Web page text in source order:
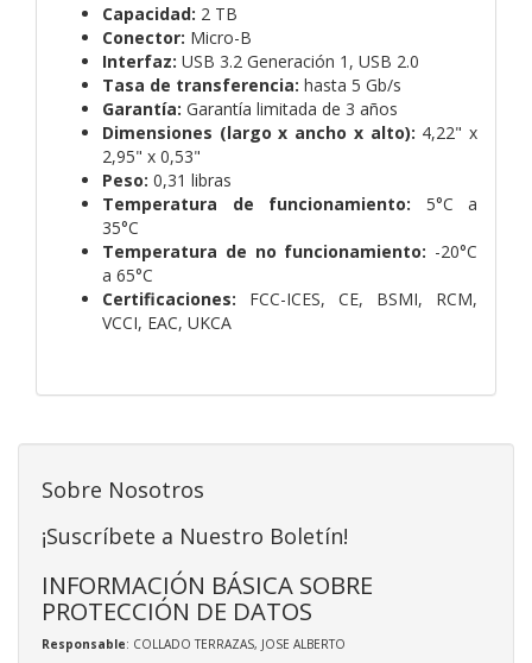
Capacidad: 2 TB
Conector: Micro-B
Interfaz: USB 3.2 Generación 1, USB 2.0
Tasa de transferencia: hasta 5 Gb/s
Garantía: Garantía limitada de 3 años
Dimensiones (largo x ancho x alto): 4,22" x
2,95" x 0,53"
Peso: 0,31 libras
Temperatura de funcionamiento:
5°C a
35°C
Temperatura de no funcionamiento: -20°C
a 65°C
Certificaciones:
FCC-ICES, CE, BSMI, RCM,
VCCI, EAC, UKCA
Sobre Nosotros
¡Suscríbete a Nuestro Boletín!
INFORMACIÓN BÁSICA SOBRE
PROTECCIÓN DE DATOS
Responsable: COLLADO TERRAZAS, JOSE ALBERTO